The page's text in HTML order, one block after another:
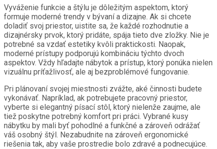
Vyváženie funkcie a štýlu je dôležitým aspektom, ktorý
formuje moderné trendy v bývaní a dizajne. Ak si chcete
doladiť svoj priestor, uistite sa, že každé rozhodnutie a
dizajnérsky prvok, ktorý pridáte, spája tieto dve zložky. Nie je
potrebné sa vzdať estetiky kvôli praktickosti. Naopak,
moderné prístupy podporujú kombináciu týchto dvoch
aspektov. Vždy hľadajte nábytok a prístup, ktorý ponúka nielen
vizuálnu príťažlivosť, ale aj bezproblémové fungovanie.
Pri plánovaní svojej miestnosti zvážte, aké činnosti budete
vykonávať. Napríklad, ak potrebujete pracovný priestor,
vyberte si elegantný písací stôl, ktorý nielenže zaujme, ale
tiež poskytne potrebný komfort pri práci. Vybrané kusy
nábytku by mali byť pohodlné a funkčné a zároveň odrážať
váš osobný štýl. Nezabudnite na zároveň ergonomické
riešenia tak, aby vaše prostredie bolo zdravé a podnecujúce.